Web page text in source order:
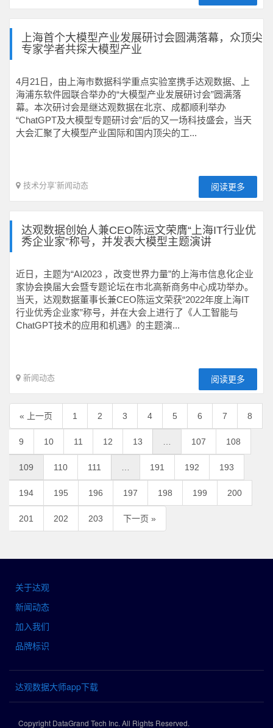
上海首个大模型产业发展研讨会圆满落幕，众顶尖
专家学者共探大模型产业
4月21日，由上海市数据科学重点实验室携手达观数据、上
海浦东软件园联合举办的“大模型产业发展研讨会”圆满落
幕。本次研讨会是继达观数据在北京、成都顺利举办
“ChatGPT及大模型专题研讨会”后的又一场科技盛会，当天
大会汇聚了大模型产业国际和国内顶尖的工...
技术分享’新闻动态 阅读更多
达观数据创始人兼CEO陈运文荣膺“上海IT行业优
秀企业家”称号，并发表大模型主题演讲
近日，主题为“AI2023 ，改变世界力量”的上海市信息化企业
家协会换届大会暨专题论坛在市北高新商务中心成功举办。
当天，达观数据董事长兼CEO陈运文荣获“2022年度上海IT
行业优秀企业家”称号，并在大会上进行了《人工智能与
ChatGPT技术的应用和机遇》的主题演...
新闻动态 阅读更多
« 上一页 1 2 3 4 5 6 7 8
9 10 11 12 13 107 108
109 110 111 191 192 193
194 195 196 197 198 199 200
201 202 203 下一页 »
关于达观
新闻动态
加入我们
品牌标识
达观数据大师app下载
Copyright DataGrand Tech Inc. All Rights Reserved.